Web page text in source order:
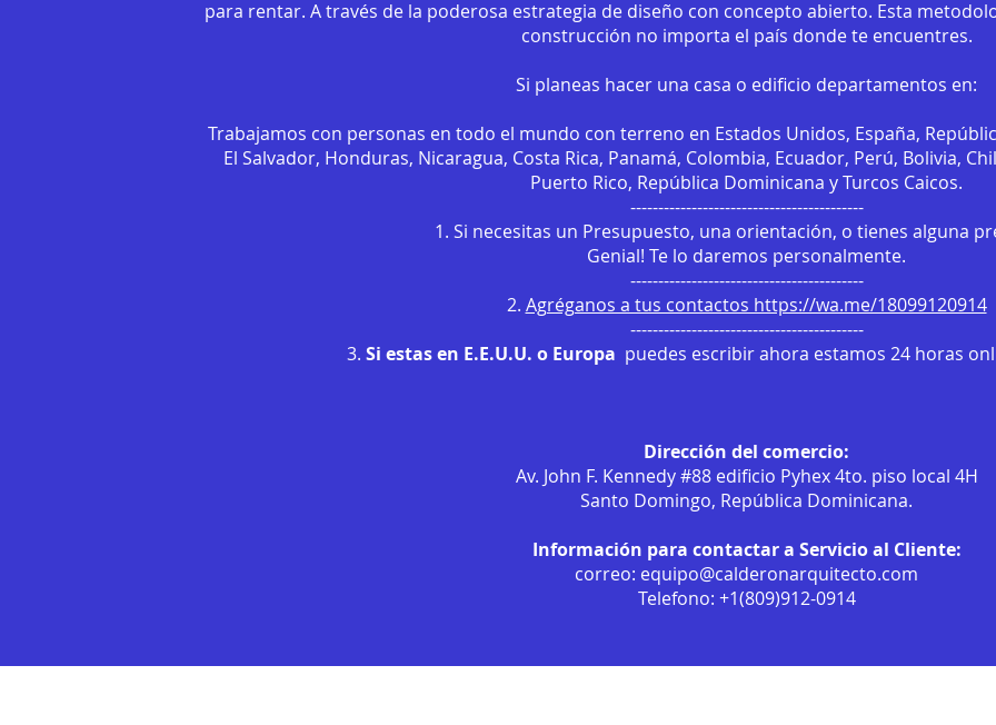
para rentar. A través de la poderosa estrategia de diseño con concepto abierto. Esta
construcción no importa el país donde te encuentres.
Si planeas hacer una casa o edificio departamentos en:
Trabajamos con personas en todo el mundo con terreno en Estados Unidos, España,
El Salvador, Honduras, Nicaragua, Costa Rica, Panamá, Colombia, Ecuador, Perú, Bolivia,
Puerto Rico, República Dominicana y Turcos Caicos.
------------------------------------------
1. Si necesitas un Presupuesto, una orientación, o tienes alguna
Genial! Te lo daremos personalmente.
------------------------------------------
2. Agréganos a tus contactos https://wa.me/18099120914
------------------------------------------
3. Si estas en E.E.U.U. o Europa puedes escribir ahora estamos 24 horas
Dirección del comercio:
Av. John F. Kennedy #88 edificio Pyhex 4to. piso local 4H
Santo Domingo, República Dominicana.
Información para contactar a Servicio al Cliente:
correo: equipo@calderonarquitecto.com
Telefono: +1(809)912-0914